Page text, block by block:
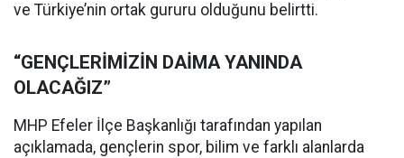
ve Türkiye’nin ortak gururu olduğunu belirtti.
“GENÇLERİMİZİN DAİMA YANINDA
OLACAĞIZ”
MHP Efeler İlçe Başkanlığı tarafından yapılan
açıklamada, gençlerin spor, bilim ve farklı alanlarda